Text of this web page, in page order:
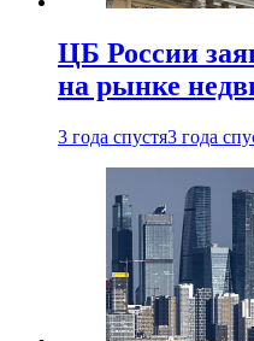
ЦБ России
на рынке
3 года спустя3 года